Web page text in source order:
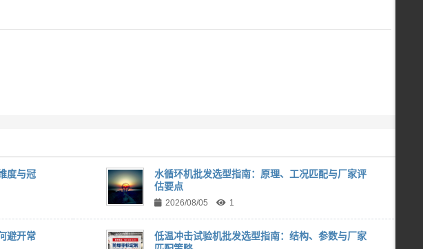
度与冠
水循环机批发选型指南：原理、工况匹配与厂家评
估要点
2026/08/05 1
避开常
低温冲击试验机批发选型指南：结构、参数与厂家